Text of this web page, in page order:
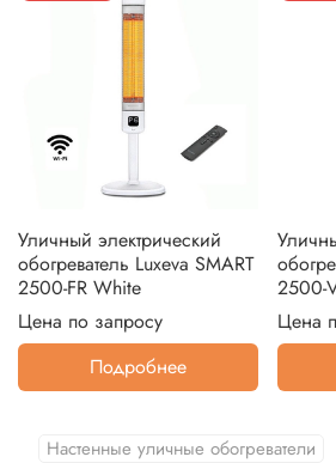
Уличный электрический
обогреватель Luxeva SMART
2500-FR White
Цена по запросу
Подробнее
2500-
Цена
Настенные уличные обогреватели